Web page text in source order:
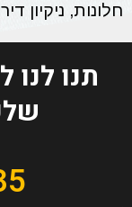
חלונות, ניקיון
תנו